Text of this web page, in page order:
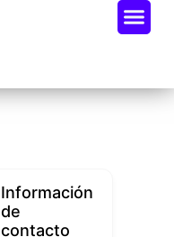
Información
de
contacto